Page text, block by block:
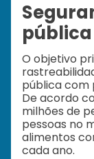
pública
O objetivo
pública com
De acordo
milhões de
pessoas no
alimentos
cada ano.